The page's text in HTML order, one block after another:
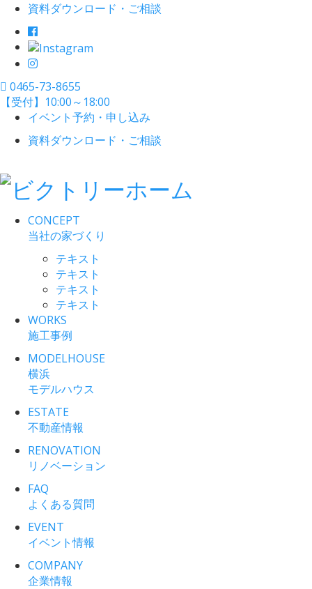
資料ダウンロード・ご相談
0465-73-8655
【受付】10:00～18:00
イベント予約・申し込み
資料ダウンロード・ご相談
CONCEPT
当社の家づくり
テキスト
テキスト
テキスト
テキスト
WORKS
施工事例
MODELHOUSE
横浜
モデルハウス
ESTATE
不動産情報
RENOVATION
リノベーション
FAQ
よくある質問
EVENT
イベント情報
COMPANY
企業情報